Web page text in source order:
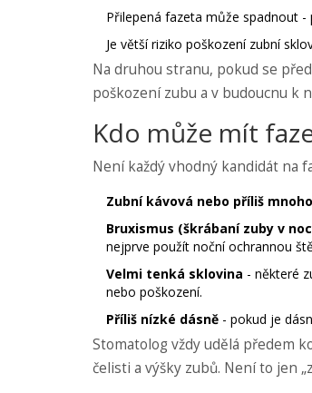
Přilepená fazeta může spadnout
Je větší riziko poškození zubní
Na druhou stranu, pokud se
poškození zubu a v budoucnu k
Kdo může mít
Není každý vhodný kandidát na
Zubní kávová nebo příliš
Bruxismus (škrábaní zuby v
nejprve použít noční ochrannou
Velmi tenká sklovina - některé
nebo poškození.
Příliš nízké dásně - pokud je
Stomatolog vždy udělá předem
čelisti a výšky zubů. Není to jen